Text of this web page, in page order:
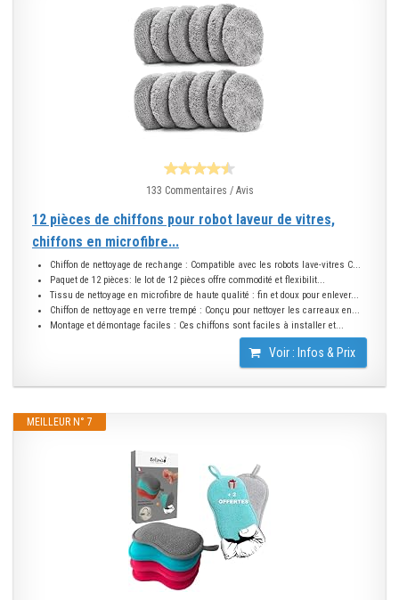
133 Commentaires / Avis
12 pièces de chiffons pour robot laveur de vitres,
chiffons en microfibre...
Chiffon de nettoyage de rechange : Compatible avec les robots lave-vitres C...
Paquet de 12 pièces: le lot de 12 pièces offre commodité et flexibilit...
Tissu de nettoyage en microfibre de haute qualité : fin et doux pour enlever...
Chiffon de nettoyage en verre trempé : Conçu pour nettoyer les carreaux en...
Montage et démontage faciles : Ces chiffons sont faciles à installer et...
Voir : Infos & Prix
MEILLEUR N° 7